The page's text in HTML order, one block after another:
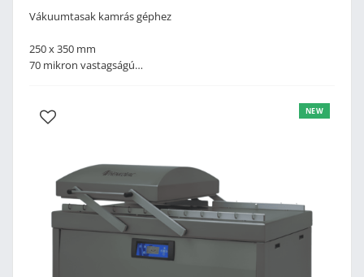
Vákuumtasak kamrás géphez
250 x 350 mm
70 mikron vastagságú
Fagyasztható.
NEW